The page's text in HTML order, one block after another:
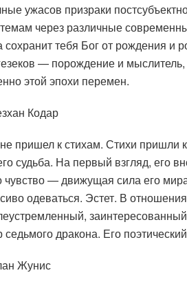
ужасов призраки
через различные
сохранит тебя Бог от рождения и
— порождение и
этой эпохи перемен.
Кодар
пришел к стихам. Стихи пришли
судьба. На первый взгляд, его
чувство — движущая сила его
одеваться. Эстет. В
седьмого дракона. Его
Жунис